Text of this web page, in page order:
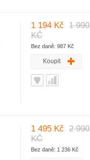
1 194 Kč 1 990
KČ
Bez daně: 987 Kč
Koupit
1 495 Kč 2 990
KČ
Bez daně: 1 236 Kč